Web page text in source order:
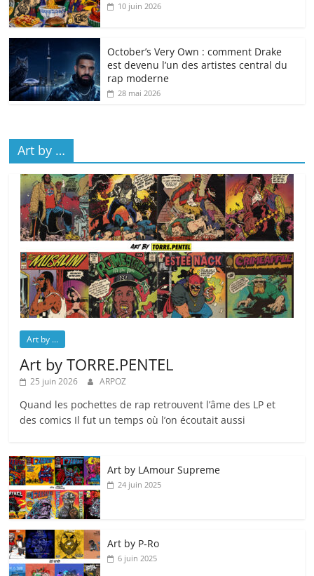
10 juin 2026
October’s Very Own : comment Drake
est devenu l’un des artistes central du
rap moderne
28 mai 2026
Art by …
Art by ...
Art by TORRE.PENTEL
25 juin 2026 ARPOZ
Quand les pochettes de rap retrouvent l’âme des LP et
des comics Il fut un temps où l’on écoutait aussi
Art by LAmour Supreme
24 juin 2025
Art by P‑Ro
6 juin 2025